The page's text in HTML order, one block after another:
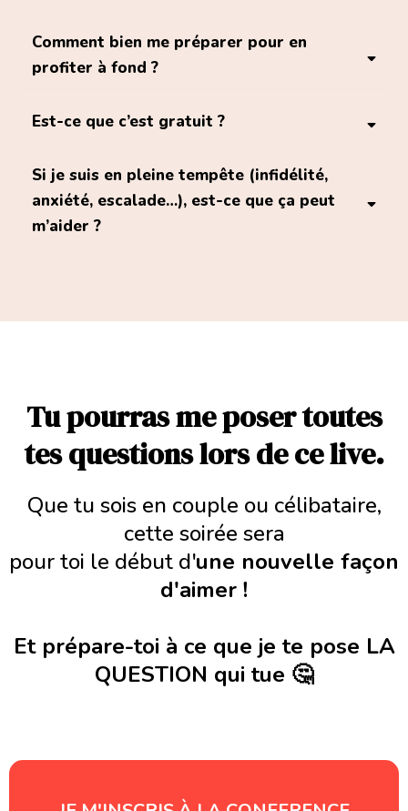
y voir clair
réparer ce qui peut l’être
Comment bien me préparer pour en
profiter à fond ?
prendre de quoi noter
Est-ce que c’est gratuit ?
offerte
Si je suis en pleine tempête (infidélité,
anxiété, escalade…), est-ce que ça peut
m’aider ?
Tu pourras me poser toutes
tes questions lors de ce live.
Que tu sois en couple ou célibataire,
cette soirée sera
pour toi le début d'une nouvelle façon
d'aimer !
Et prépare-toi à ce que je te pose LA
QUESTION qui tue 🤔